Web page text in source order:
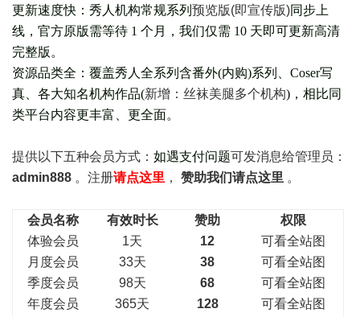
更新速度快：秀人机构常规系列 预览版(即宣传版)同步上
线，官方原版需等待 1 个月，我们仅需 10 天即可更新高清
完整版。
资源品类全：覆盖秀人全系列含番外(内购)系列、Coser写
真、各大知名机构作品(新增：丝袜美腿多个机构)，相比同
类平台内容更丰富、更全面。
提供以下五种会员方式： 如遇支付问题可发消息给管理员：
admin888 。注册请点这里 ， 赞助我们请点这里 。
会员名称 有效时长 赞助
权限
体验会员
1天 12
可看全站图
月度会员
33天 38
可看全站图
季度会员
98天 68
可看全站图
年度会员
365天 128
可看全站图